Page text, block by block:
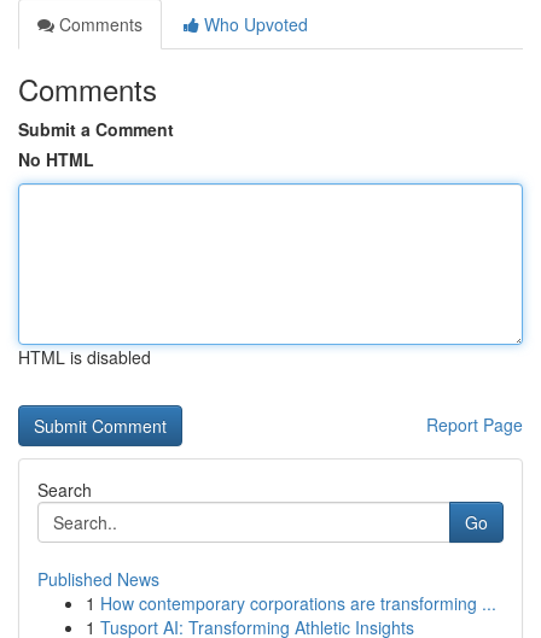
Comments
Who Upvoted
Comments
Submit a Comment
No HTML
HTML is disabled
Report Page
Search
Go
Published News
1 How contemporary corporations are transforming ...
1 Tusport AI: Transforming Athletic Insights